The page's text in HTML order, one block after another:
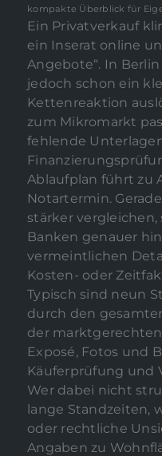
kompakte Überblick für
Ein Privatverkauf
ein Inserat online
Angebote“. In
jedoch schon ein
Kettenreaktion
zum Mikromarkt
fehlende
Ablaufplan führt zu
Notartermin.
stärker
Banken genauer
vermeintlichen
Kosten- oder
Typisch sind neun
durch den
der
Exposé, Fotos und
Käuferprüfung und
Wer dabei nicht
lange Standzeiten,
oder rechtliche
Angaben zu